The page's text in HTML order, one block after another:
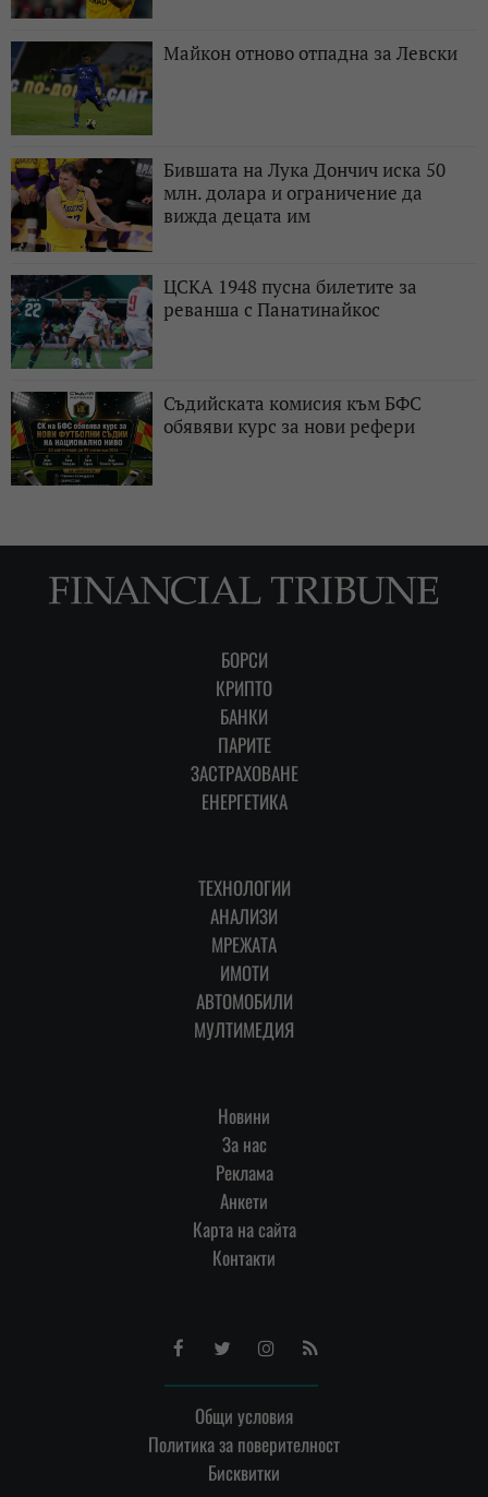
Майкон отново отпадна за Левски
Бившата на Лука Дончич иска 50
млн. долара и ограничение да
вижда децата им
ЦСКА 1948 пусна билетите за
реванша с Панатинайкос
Съдийската комисия към БФС
обявяви курс за нови рефери
БОРСИ
КРИПТО
БАНКИ
ПАРИТЕ
ЗАСТРАХОВАНЕ
ЕНЕРГЕТИКА
ТЕХНОЛОГИИ
АНАЛИЗИ
МРЕЖАТА
ИМОТИ
АВТОМОБИЛИ
МУЛТИМЕДИЯ
Новини
За нас
Реклама
Анкети
Карта на сайта
Контакти
FacebookTwitterInstagram
RSS
Общи условия
Политика за поверителност
Бисквитки